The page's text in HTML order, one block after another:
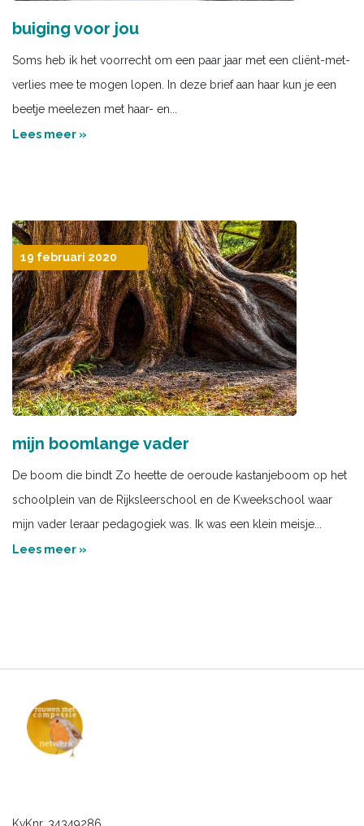
buiging voor jou
Soms heb ik het voorrecht om een paar jaar met een cliënt-met-
verlies mee te mogen lopen. In deze brief aan haar kun je een
beetje meelezen met haar- en...
Lees meer »
19 februari 2020
mijn boomlange vader
De boom die bindt Zo heette de oeroude kastanjeboom op het
schoolplein van de Rijksleerschool en de Kweekschool waar
mijn vader leraar pedagogiek was. Ik was een klein meisje...
Lees meer »